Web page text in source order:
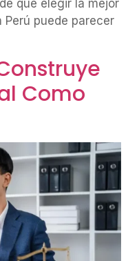
que elegir la mejor
puede parecer
Como